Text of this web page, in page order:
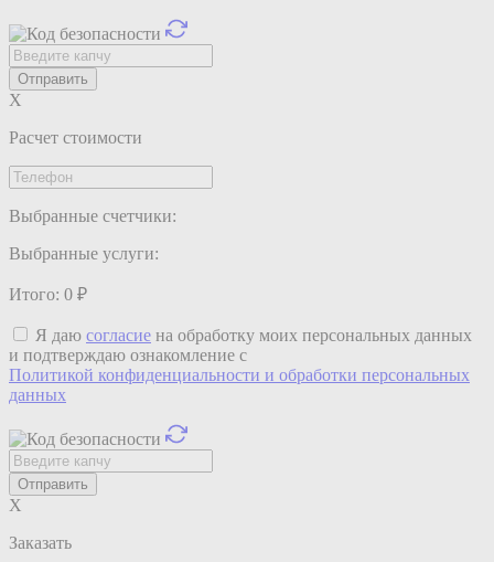
X
Расчет стоимости
Выбранные счетчики:
Выбранные услуги:
Итого: 0 ₽
Я даю согласие на обработку моих персональных данных
и подтверждаю ознакомление с
Политикой конфиденциальности и обработки персональных
данных
X
Заказать